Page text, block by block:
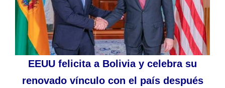
EEUU felicita a Bolivia y celebra su
renovado vínculo con el país después